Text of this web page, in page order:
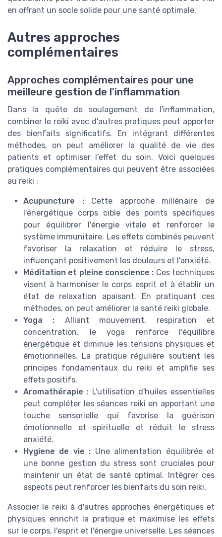
en offrant un socle solide pour une santé optimale.
Autres approches
complémentaires
Approches complémentaires pour une
meilleure gestion de l'inflammation
Dans la quête de soulagement de l'inflammation,
combiner le reiki avec d'autres pratiques peut apporter
des bienfaits significatifs. En intégrant différentes
méthodes, on peut améliorer la qualité de vie des
patients et optimiser l'effet du soin. Voici quelques
pratiques complémentaires qui peuvent être associées
au reiki :
Acupuncture :Cette approche millénaire de
l'énergétique corps cible des points spécifiques
pour équilibrer l'énergie vitale et renforcer le
système immunitaire. Les effets combinés peuvent
favoriser la relaxation et réduire le stress,
influençant positivement les douleurs et l'anxiété.
Méditation et pleine conscience : Ces techniques
visent à harmoniser le corps esprit et à établir un
état de relaxation apaisant. En pratiquant ces
méthodes, on peut améliorer la santé reiki globale.
Yoga : Alliant mouvement, respiration et
concentration, le yoga renforce l'équilibre
énergétique et diminue les tensions physiques et
émotionnelles. La pratique régulière soutient les
principes fondamentaux du reiki et amplifie ses
effets positifs.
Aromathérapie : L'utilisation d'huiles essentielles
peut compléter les séances reiki en apportant une
touche sensorielle qui favorise la guérison
émotionnelle et spirituelle et réduit le stress
anxiété.
Hygiene de vie : Une alimentation équilibrée et
une bonne gestion du stress sont cruciales pour
maintenir un état de santé optimal. Intégrer ces
aspects peut renforcer les bienfaits du soin reiki.
Associer le reiki à d'autres approches énergétiques et
physiques enrichit la pratique et maximise les effets
sur le corps, l'esprit et l'énergie universelle. Les séances